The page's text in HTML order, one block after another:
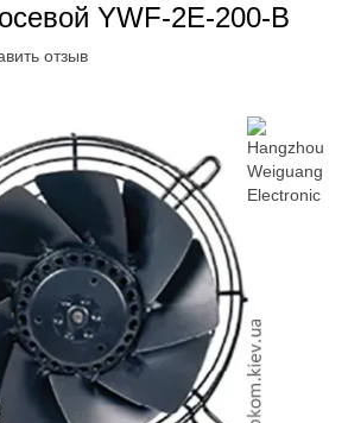
YWF-2E-200-B
отзыв